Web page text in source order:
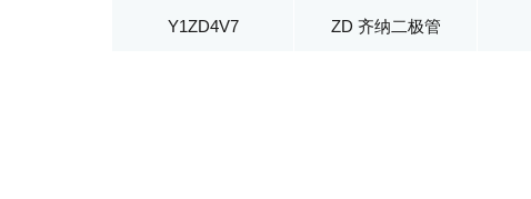
Y1ZD4V7 ZD 齐纳二极管